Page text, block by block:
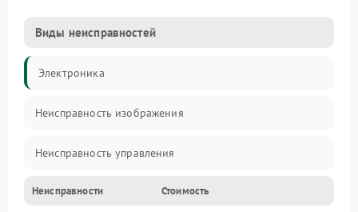
Виды неисправностей
Электроника
Неисправность изображения
Неисправность управления
Неисправность интерфейсов
Неисправности Стоимость